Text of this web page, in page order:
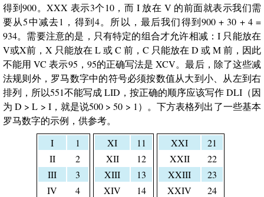
得到900。XXX 表示3个10，而 I 放在 V 的前面就表示我们需
要从5中减去1，得到4。所以，最后我们得到900 + 30 + 4 =
934。需要注意的是，只有特定的组合才允许相减：I 只能放在
V或X前，X 只能放在 L 或 C 前，C 只能放在 D 或 M 前，因此
不能用 VC 表示95，95的正确写法是 XCV。最后，除了这些减
法规则外，罗马数字中的符号必须按数值从大到小、从左到右
排列，所以551不能写成 LID，按正确的顺序应该写作 DLI（因
为 D > L > I，就是说500 > 50 > 1）。下方表格列出了一些基本
罗马数字的示例，供参考。
I
1
II
2
III
3
IV
4
XI
11
XII
12
XIII
13
XIV
14
XXI
21
XXII
22
XXIII
23
XXIV
24